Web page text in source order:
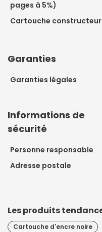
pages à 5%)
Cartouche constructeur
Garanties
Garanties légales
Informations de
sécurité
Personne responsable
Adresse postale
Les produits
Cartouche d'encre noire